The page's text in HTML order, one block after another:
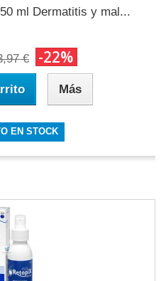
ml Dermatitis y mal...
€ -22%
Más
EN STOCK